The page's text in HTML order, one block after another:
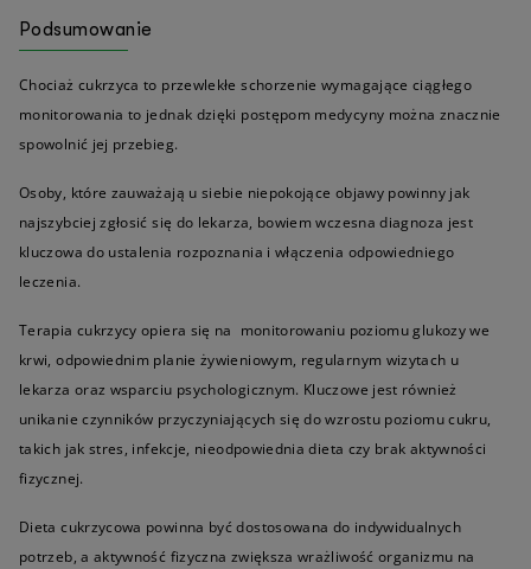
Podsumowanie
Chociaż cukrzyca to przewlekłe schorzenie wymagające ciągłego
monitorowania to jednak dzięki postępom medycyny można znacznie
spowolnić jej przebieg.
Osoby, które zauważają u siebie niepokojące objawy powinny jak
najszybciej zgłosić się do lekarza, bowiem wczesna diagnoza jest
kluczowa do ustalenia rozpoznania i włączenia odpowiedniego
leczenia.
Terapia cukrzycy opiera się na monitorowaniu poziomu glukozy we
krwi, odpowiednim planie żywieniowym, regularnym wizytach u
lekarza oraz wsparciu psychologicznym. Kluczowe jest również
unikanie czynników przyczyniających się do wzrostu poziomu cukru,
takich jak stres, infekcje, nieodpowiednia dieta czy brak aktywności
fizycznej.
Dieta cukrzycowa powinna być dostosowana do indywidualnych
potrzeb, a aktywność fizyczna zwiększa wrażliwość organizmu na